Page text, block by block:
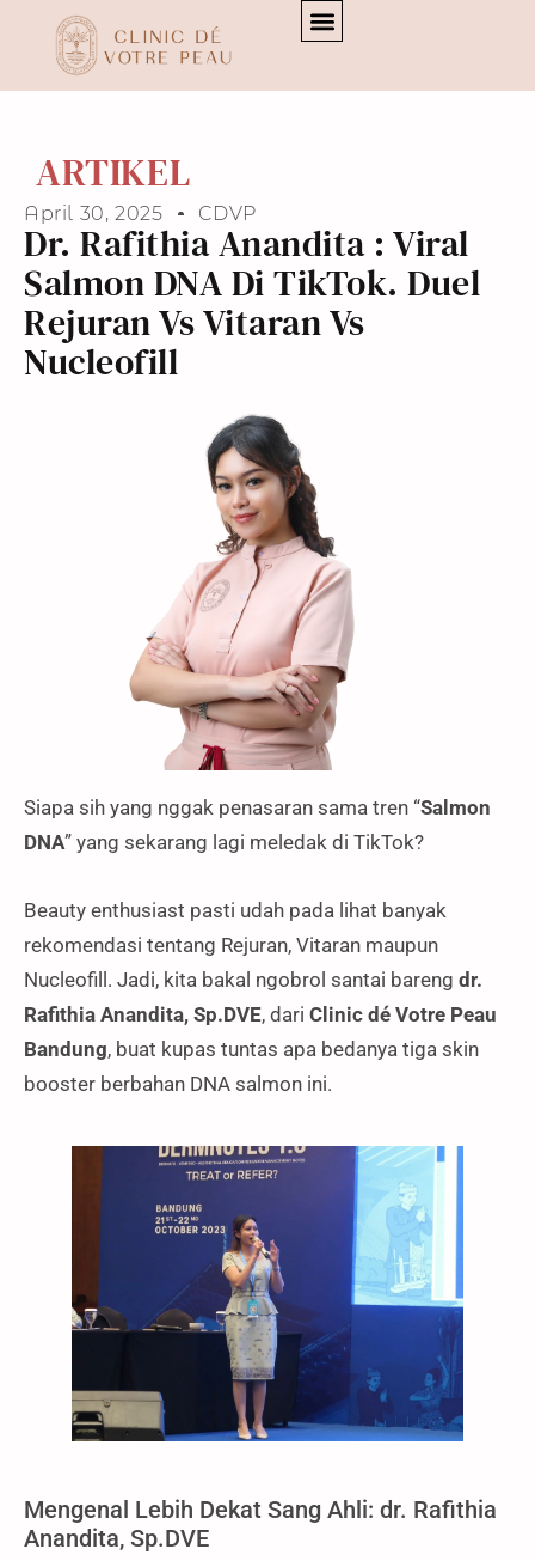
[transitionslider id="3"]
[transitionslider id="3"]
ARTIKEL
April 30, 2025 CDVP
Dr. Rafithia Anandita : Viral
Salmon DNA Di TikTok. Duel
Rejuran Vs Vitaran Vs
Nucleofill
Siapa sih yang nggak penasaran sama tren “Salmon
DNA” yang sekarang lagi meledak di TikTok?
Beauty enthusiast pasti udah pada lihat banyak
rekomendasi tentang Rejuran, Vitaran maupun
Nucleofill. Jadi, kita bakal ngobrol santai bareng dr.
Rafithia Anandita, Sp.DVE, dari Clinic dé Votre Peau
Bandung, buat kupas tuntas apa bedanya tiga skin
booster berbahan DNA salmon ini.
Mengenal Lebih Dekat Sang Ahli: dr. Rafithia
Anandita, Sp.DVE